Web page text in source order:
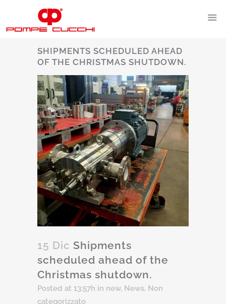
SHIPMENTS SCHEDULED AHEAD
OF THE CHRISTMAS SHUTDOWN.
15 Dic Shipments
scheduled ahead of the
Christmas shutdown.
Posted at 13:57h in new, News, Non
categorizzato